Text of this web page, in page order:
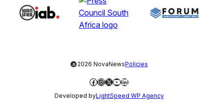
©2026 NovaNewsPolicies
Facebook
Instagram
X YouTube
LinkedIn
Developed byLightSpeed WP Agency